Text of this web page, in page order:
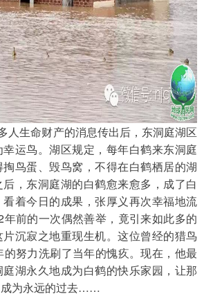
生命财产的消息传出后，东洞庭湖区
运鸟。湖区规定，每年白鹤来东洞庭
鸟蛋、毁鸟窝，不得在白鹤栖居的湖
，东洞庭湖的白鹤愈来愈多，成了白
着今日的成果，张厚义再次幸福地流
前的一次偶然善举，竟引来如此多的
沉寂之地重现生机。这位曾经的猎鸟
努力洗刷了当年的愧疚。现在，他最
湖永久地成为白鹤的快乐家园，让那
成为永远的过去……